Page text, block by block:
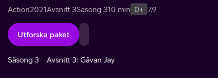
Action2021Avsnitt 3Säsong 310 min 0+ 7.9
Utforska paket
Säsong 3 Avsnitt 3: Gåvan Jay